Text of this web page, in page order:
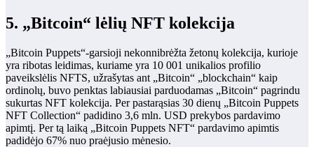
5. „Bitcoin“ lėlių NFT kolekcija
„Bitcoin Puppets“-garsioji nekonnibrėžta žetonų kolekcija, kurioje
yra ribotas leidimas, kuriame yra 10 001 unikalios profilio
paveikslėlis NFTS, užrašytas ant „Bitcoin“ „blockchain“ kaip
ordinolų, buvo penktas labiausiai parduodamas „Bitcoin“ pagrindu
sukurtas NFT kolekcija. Per pastarąsias 30 dienų „Bitcoin Puppets
NFT Collection“ padidino 3,6 mln. USD prekybos pardavimo
apimtį. Per tą laiką „Bitcoin Puppets NFT“ pardavimo apimtis
padidėjo 67% nuo praėjusio mėnesio.